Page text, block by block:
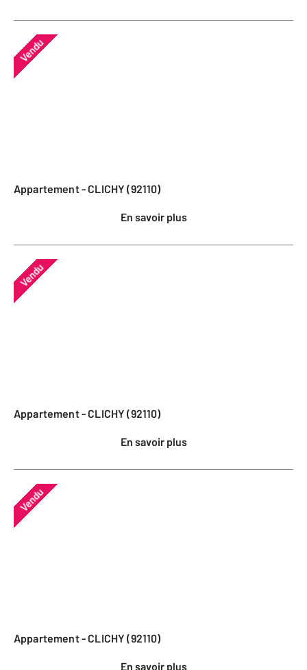
Vendu
Appartement - CLICHY (92110)
En savoir plus
Vendu
Appartement - CLICHY (92110)
En savoir plus
Vendu
Appartement - CLICHY (92110)
En savoir plus